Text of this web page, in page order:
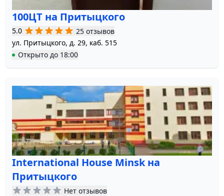
100ЦТ на Притыцкого
5.0
25 отзывов
ул. Притыцкого, д. 29, каб. 515
Открыто до 18:00
International House Minsk на
Притыцкого
Нет отзывов